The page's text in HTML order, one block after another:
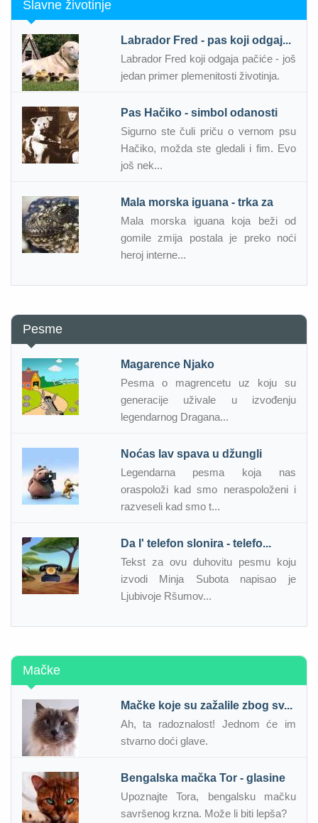
Slavne životinje
Labrador Fred - pas koji odgaj...
Labrador Fred koji odgaja pačiće - još
jedan primer plemenitosti životinja.
Pas Hačiko - simbol odanosti
Sigurno ste čuli priču o vernom psu
Hačiko, možda ste gledali i fim. Evo
još nek...
Mala morska iguana - trka za
Mala morska iguana koja beži od
gomile zmija postala je preko noći
heroj interne...
Pesme
Magarence Njako
Pesma o magrencetu uz koju su
generacije uživale u izvođenju
legendarnog Dragana...
Noćas lav spava u džungli
Legendarna pesma koja nas
oraspoloži kad smo neraspoloženi i
razveseli kad smo t...
Da l' telefon slonira - telefo...
Tekst za ovu duhovitu pesmu koju
izvodi Minja Subota napisao je
Ljubivoje Ršumov...
Mačke
Mačke koje su zažalile zbog sv...
Ah, ta radoznalost! Jednom će im
stvarno doći glave.
Bengalska mačka Tor - glasine
Upoznajte Tora, bengalsku mačku
savršenog krzna. Može li biti lepša?